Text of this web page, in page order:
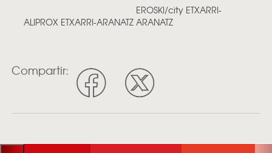
ALIPROX ETXARRI-ARANATZ
EROSKI/city ETXARRI-
ARANATZ
Compartir: